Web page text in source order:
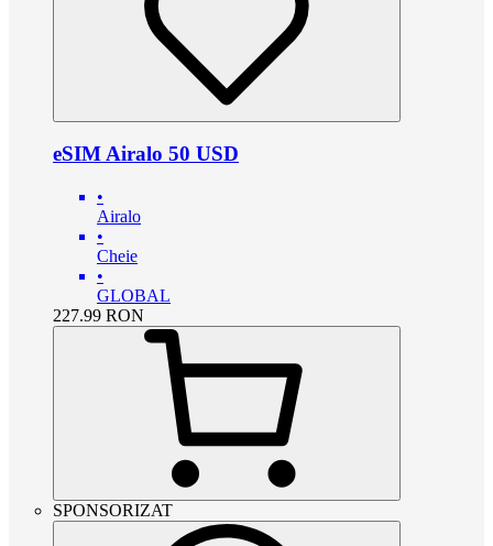
eSIM Airalo 50 USD
•
Airalo
•
Cheie
•
GLOBAL
227.99 RON
SPONSORIZAT